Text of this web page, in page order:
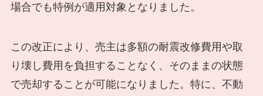
場合でも特例が適用対象となりました。
この改正により、売主は多額の耐震改修費用や取
り壊し費用を負担することなく、そのままの状態
で売却することが可能になりました。特に、不動